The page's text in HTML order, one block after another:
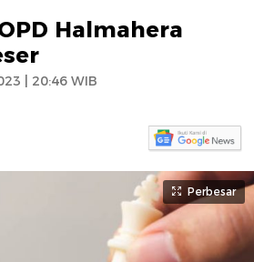
Halmahera
| 20:46 WIB
Perbesar